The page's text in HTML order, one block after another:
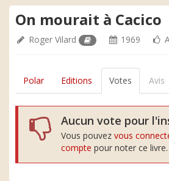
On mourait à Cacico
Roger Vilard 1969
Polar Editions Votes Avis
Aucun vote pour
Vous pouvez vous
compte pour noter ce livre.